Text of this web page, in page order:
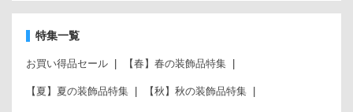
特集一覧
お買い得品セール 【春】春の装飾品特集
【夏】夏の装飾品特集 【秋】秋の装飾品特集